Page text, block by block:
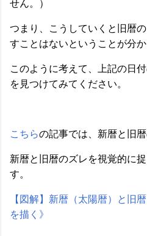
せん。）
つまり、こうしていくと旧暦
すことはないということが分か
このように考えて、上記の日
を見つけてみてください。
こちらの記事では、新暦と旧
新暦と旧暦のズレを視覚的に
す。
【図解】新暦（太陽暦）と旧
を描く》